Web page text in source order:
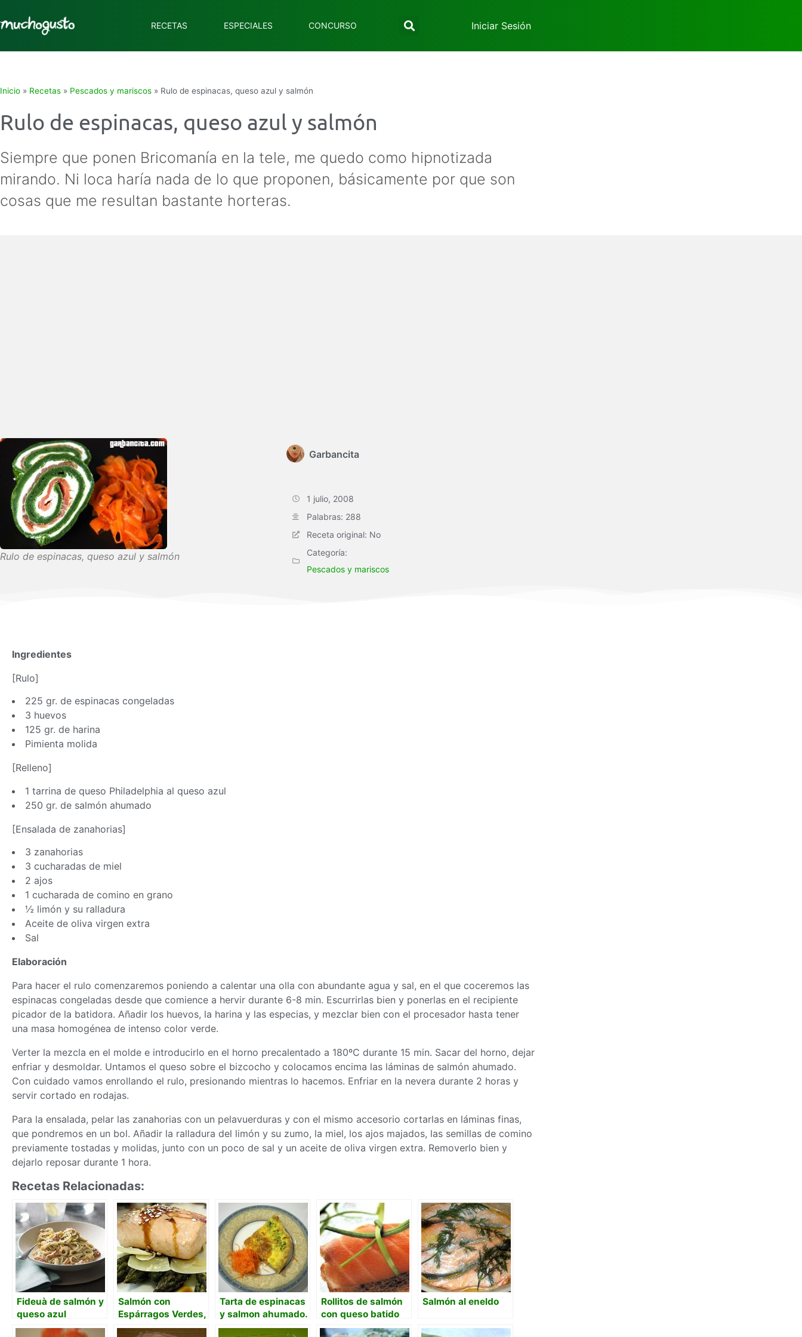
RECETAS ESPECIALES CONCURSO Iniciar Sesión
Inicio » Recetas » Pescados y mariscos » Rulo de espinacas, queso azul y salmón
Rulo de espinacas, queso azul y salmón
Siempre que ponen Bricomanía en la tele, me quedo como hipnotizada
mirando. Ni loca haría nada de lo que proponen, básicamente por que son
cosas que me resultan bastante horteras.
Rulo de espinacas, queso azul y salmón
Garbancita
1 julio, 2008
Palabras: 288
Receta original: No
Categoría:
Pescados y mariscos
Ingredientes
[Rulo]
225 gr. de espinacas congeladas
3 huevos
125 gr. de harina
Pimienta molida
[Relleno]
1 tarrina de queso Philadelphia al queso azul
250 gr. de salmón ahumado
[Ensalada de zanahorias]
3 zanahorias
3 cucharadas de miel
2 ajos
1 cucharada de comino en grano
½ limón y su ralladura
Aceite de oliva virgen extra
Sal
Elaboración
Para hacer el rulo comenzaremos poniendo a calentar una olla con abundante agua y sal, en el que coceremos las
espinacas congeladas desde que comience a hervir durante 6-8 min. Escurrirlas bien y ponerlas en el recipiente
picador de la batidora. Añadir los huevos, la harina y las especias, y mezclar bien con el procesador hasta tener
una masa homogénea de intenso color verde.
Verter la mezcla en el molde e introducirlo en el horno precalentado a 180ºC durante 15 min. Sacar del horno, dejar
enfriar y desmoldar. Untamos el queso sobre el bizcocho y colocamos encima las láminas de salmón ahumado.
Con cuidado vamos enrollando el rulo, presionando mientras lo hacemos. Enfriar en la nevera durante 2 horas y
servir cortado en rodajas.
Para la ensalada, pelar las zanahorias con un pelavuerduras y con el mismo accesorio cortarlas en láminas finas,
que pondremos en un bol. Añadir la ralladura del limón y su zumo, la miel, los ajos majados, las semillas de comino
previamente tostadas y molidas, junto con un poco de sal y un aceite de oliva virgen extra. Removerlo bien y
dejarlo reposar durante 1 hora.
Recetas Relacionadas:
Fideuà de salmón y
queso azul
Salmón con
Espárragos Verdes,
parmesano y salsa
Tarta de espinacas
y salmon ahumado.
Rollitos de salmón
con queso batido
Salmón al eneldo